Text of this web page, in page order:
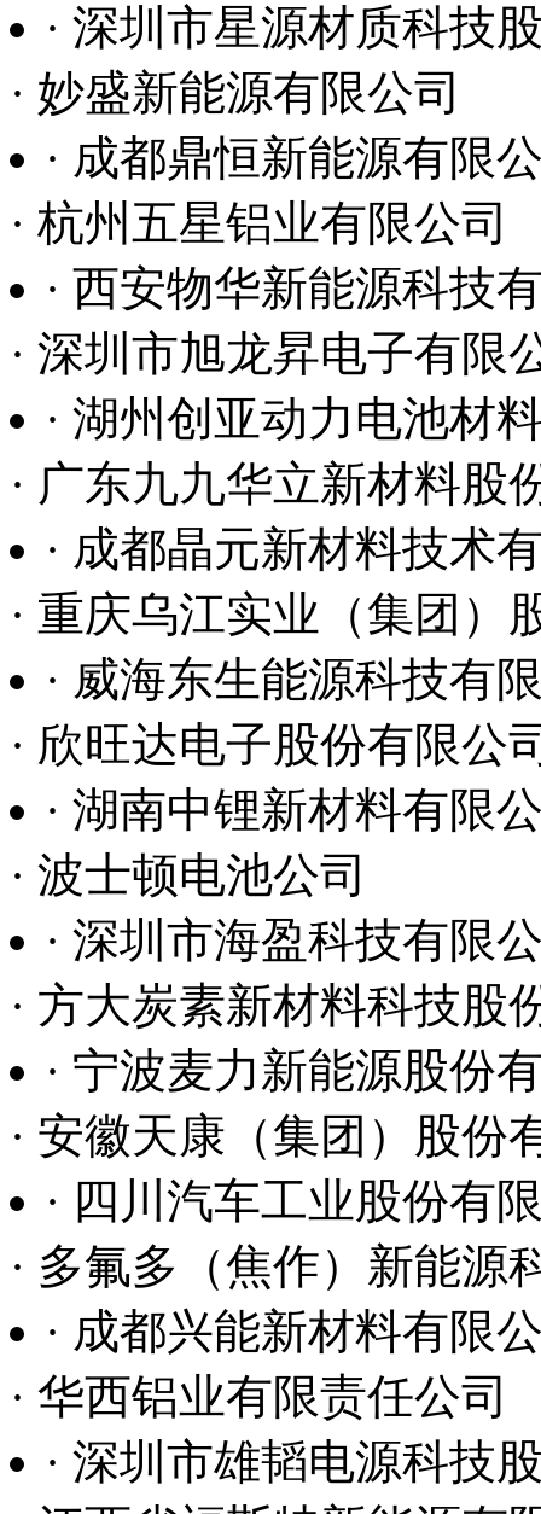
· 深圳市星源材质科技
· 妙盛新能源有限公司
· 成都鼎恒新能源有限
· 杭州五星铝业有限公司
· 西安物华新能源科技
· 深圳市旭龙昇电子有限
· 湖州创亚动力电池材
· 广东九九华立新材料股
· 成都晶元新材料技术
· 重庆乌江实业（集团）
· 威海东生能源科技有
· 欣旺达电子股份有限公
· 湖南中锂新材料有限
· 波士顿电池公司
· 深圳市海盈科技有限
· 方大炭素新材料科技股
· 宁波麦力新能源股份
· 安徽天康（集团）股份
· 四川汽车工业股份有
· 多氟多（焦作）新能源
· 成都兴能新材料有限
· 华西铝业有限责任公司
· 深圳市雄韬电源科技